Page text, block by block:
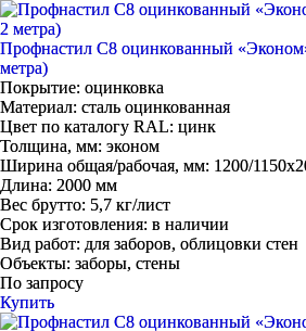
Профнастил С8 оцинкованный
метра)
Покрытие: оцинковка
Материал: сталь оцинкованная
Цвет по каталогу RAL: цинк
Толщина, мм: эконом
Ширина общая/рабочая, мм: 1200/
Длина: 2000 мм
Вес брутто: 5,7 кг/лист
Срок изготовления: в наличии
Вид работ: для заборов, облицовки стен
Объекты: заборы, стены
По запросу
Купить